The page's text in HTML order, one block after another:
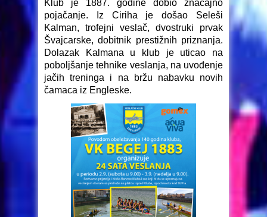
Klub je 1887. godine dobio značajno
pojačanje. Iz Ciriha je došao Seleši
Kalman, trofejni veslač, dvostruki prvak
Švajcarske, dobitnik prestižnih priznanja.
Dolazak Kalmana u klub je uticao na
poboljšanje tehnike veslanja, na uvođenje
jačih treninga i na bržu nabavku novih
čamaca iz Engleske.